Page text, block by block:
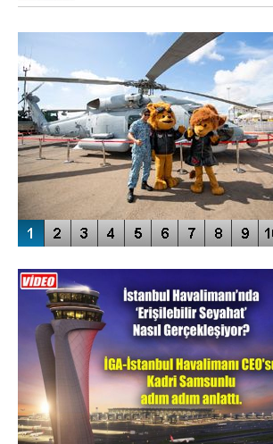
SİNGAPUR AIRSHOW-2020
ENGELLERİN AŞILDIĞI HAVALİMANI